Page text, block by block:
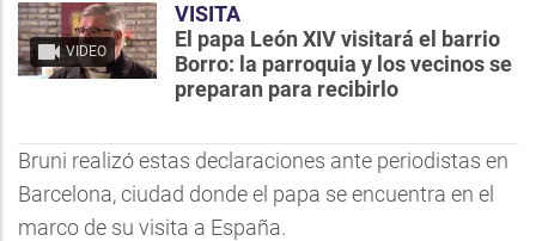
VIDEO
VISITA
El papa León XIV visitará el barrio
Borro: la parroquia y los vecinos se
preparan para recibirlo
Bruni realizó estas declaraciones ante periodistas en
Barcelona, ciudad donde el papa se encuentra en el
marco de su visita a España.